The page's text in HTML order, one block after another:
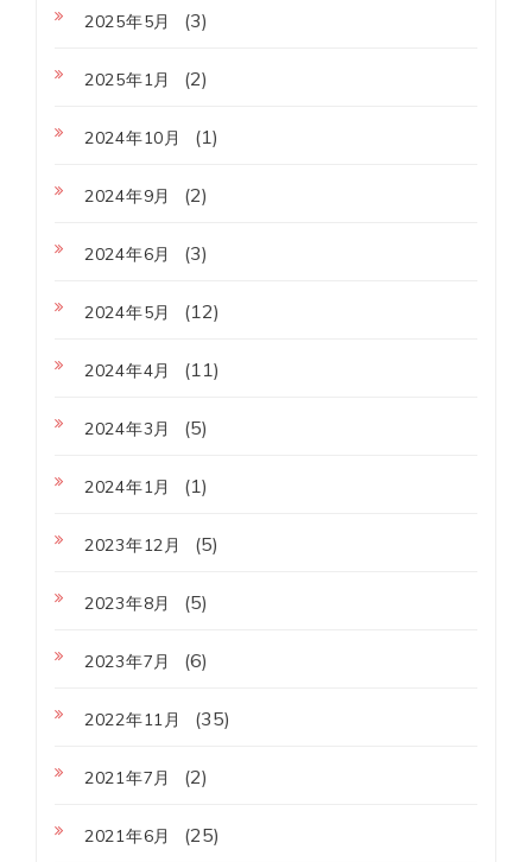
2025年5月 (3)
2025年1月 (2)
2024年10月 (1)
2024年9月 (2)
2024年6月 (3)
2024年5月 (12)
2024年4月 (11)
2024年3月 (5)
2024年1月 (1)
2023年12月 (5)
2023年8月 (5)
2023年7月 (6)
2022年11月 (35)
2021年7月 (2)
2021年6月 (25)